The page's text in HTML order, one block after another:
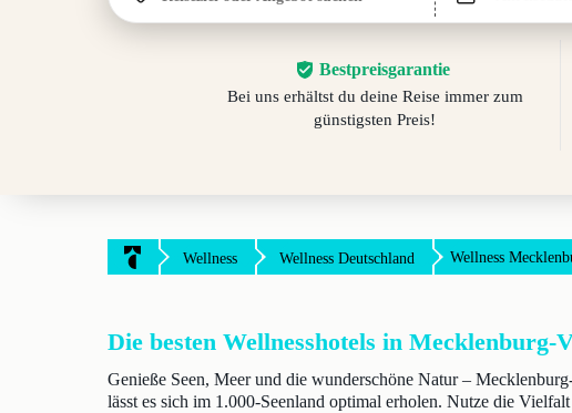
Bestpreisgarantie
Bei uns erhältst du deine Reise immer zum
günstigsten Preis!
Wellness Wellness Deutschland Wellness
Die besten Wellnesshotels in Mecklenburg-
Genieße Seen, Meer und die wunderschöne Natur –
lässt es sich im 1.000-Seenland optimal erholen. Nutze die